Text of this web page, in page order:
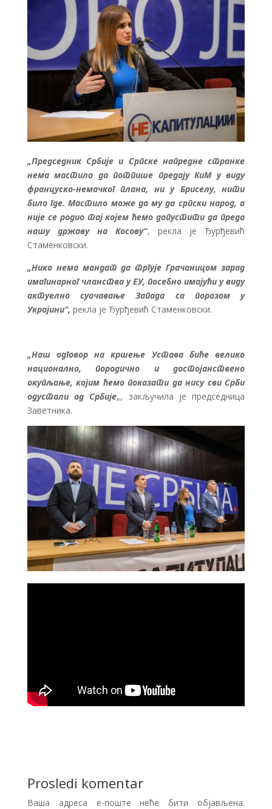
„Председник Србије и Српске напредне странке
нема мастило да потпише предају КиМ у виду
француско-немачког плана, ни у Бриселу, нити
било где. Мастило може да му да српски народ, а
није се родио тај којем ћемо допустити да преда
нашу државу на Косову“, рекла је Ђурђевић
Стаменковски.
„Нико нема мандат да тргује Грачаницом зарад
имагинарног чланства у ЕУ, посебно имајући у виду
актуелно суочавање Запада са поразом у
Украјини“, рекла је Ђурђевић Стаменковски.
„Наш одговор на кршење Устава биће велико
национално, породично и достојанствено
окупљање, којим ћемо показати да нису сви Срби
одустали од Србије„, закључила је председница
Заветника.
Prosledi komentar
Ваша адреса е-поште неће бити објављена.